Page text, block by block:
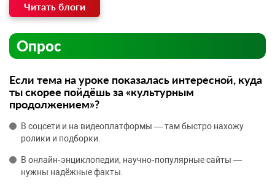
Читать блоги
Опрос
Если тема на уроке показалась интересной, куда
ты скорее пойдёшь за «культурным
продолжением»?
В соцсети и на видеоплатформы — там быстро нахожу
ролики и подборки.
В онлайн‑энциклопедии, научно‑популярные сайты —
нужны надёжные факты.